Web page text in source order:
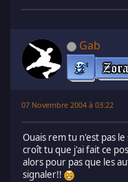
Gab
07 Novembre 2004 à 03:22
Ouais rem tu n'est pas
croît tu que j'ai fait ce
alors pour pas que les
signaler!!